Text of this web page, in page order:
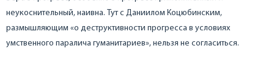
неукоснительный, наивна. Тут с Даниилом Коцюбинским,
размышляющим «о деструктивности прогресса в условиях
умственного паралича гуманитариев», нельзя не согласиться.